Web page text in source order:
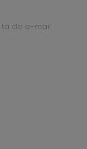
ta de e-mail